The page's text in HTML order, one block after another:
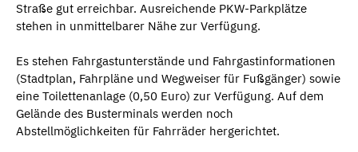
Straße gut erreichbar. Ausreichende PKW-Parkplätze
stehen in unmittelbarer Nähe zur Verfügung.
Es stehen Fahrgastunterstände und Fahrgastinformationen
(Stadtplan, Fahrpläne und Wegweiser für Fußgänger) sowie
eine Toilettenanlage (0,50 Euro) zur Verfügung. Auf dem
Gelände des Busterminals werden noch
Abstellmöglichkeiten für Fahrräder hergerichtet.